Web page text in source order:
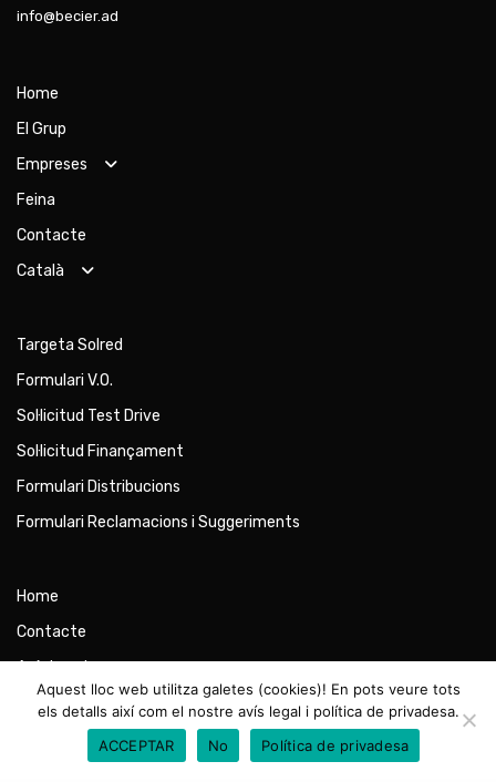
info@becier.ad
Home
El Grup
Empreses
Feina
Contacte
Català
Targeta Solred
Formulari V.O.
Sol·licitud Test Drive
Sol·licitud Finançament
Formulari Distribucions
Formulari Reclamacions i Suggeriments
Home
Contacte
Avís Legal
Política de Privadesa
Política de Cookies
Aquest lloc web utilitza galetes (cookies)! En pots veure tots
els detalls així com el nostre avís legal i política de privadesa.
ACCEPTAR
No Política de privadesa